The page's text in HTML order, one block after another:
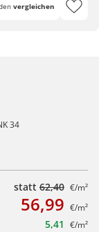
vergleichen
34
statt 62,40 €/m²
56,99 €/m²
5,41 €/m²